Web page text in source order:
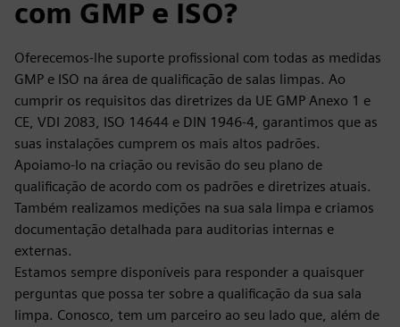
com GMP e ISO?
Oferecemos-lhe suporte profissional com todas as medidas
GMP e ISO na área de qualificação de salas limpas. Ao
cumprir os requisitos das diretrizes da UE GMP Anexo 1 e
CE, VDI 2083, ISO 14644 e DIN 1946-4, garantimos que as
suas instalações cumprem os mais altos padrões.
Apoiamo-lo na criação ou revisão do seu plano de
qualificação de acordo com os padrões e diretrizes atuais.
Também realizamos medições na sua sala limpa e criamos
documentação detalhada para auditorias internas e
externas.
Estamos sempre disponíveis para responder a quaisquer
perguntas que possa ter sobre a qualificação da sua sala
limpa. Conosco, tem um parceiro ao seu lado que, além de